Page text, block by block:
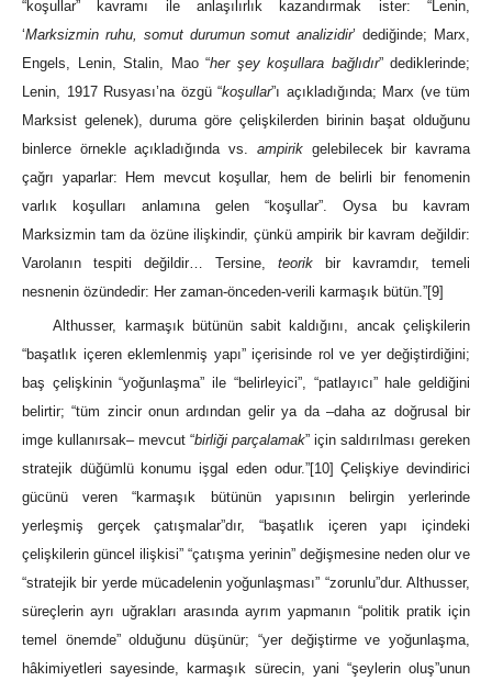
“koşullar” kavramı ile anlaşılırlık kazandırmak ister: “Lenin,
‘Marksizmin ruhu, somut durumun somut analizidir’ dediğinde; Marx,
Engels, Lenin, Stalin, Mao “her şey koşullara bağlıdır” dediklerinde;
Lenin, 1917 Rusyası’na özgü “koşullar”ı açıkladığında; Marx (ve tüm
Marksist gelenek), duruma göre çelişkilerden birinin başat olduğunu
binlerce örnekle açıkladığında vs. ampirikgelebilecek bir kavrama
çağrı yaparlar: Hem mevcut koşullar, hem de belirli bir fenomenin
varlık koşulları anlamına gelen “koşullar”. Oysa bu kavram
Marksizmin tam da özüne ilişkindir, çünkü ampirik bir kavram değildir:
Varolanın tespiti değildir… Tersine, teorik bir kavramdır, temeli
nesnenin özündedir: Her zaman-önceden-verili karmaşık bütün.”[9]
Althusser, karmaşık bütünün sabit kaldığını, ancak çelişkilerin
“başatlık içeren eklemlenmiş yapı” içerisinde rol ve yer değiştirdiğini;
baş çelişkinin “yoğunlaşma” ile “belirleyici”, “patlayıcı” hale geldiğini
belirtir; “tüm zincir onun ardından gelir ya da –daha az doğrusal bir
imge kullanırsak– mevcut “birliği parçalamak” için saldırılması gereken
stratejik düğümlü konumu işgal eden odur.”[10] Çelişkiye devindirici
gücünü veren “karmaşık bütünün yapısının belirgin yerlerinde
yerleşmiş gerçek çatışmalar”dır, “başatlık içeren yapı içindeki
çelişkilerin güncel ilişkisi” “çatışma yerinin” değişmesine neden olur ve
“stratejik bir yerde mücadelenin yoğunlaşması” “zorunlu”dur. Althusser,
süreçlerin ayrı uğrakları arasında ayrım yapmanın “politik pratik için
temel önemde” olduğunu düşünür; “yer değiştirme ve yoğunlaşma,
hâkimiyetleri sayesinde, karmaşık sürecin, yani “şeylerin oluş”unun